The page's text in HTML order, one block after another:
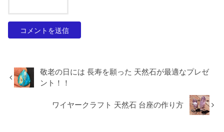
敬老の日には 長寿を願った 天然石が最適なプレゼ
ント！！
ワイヤークラフト 天然石 台座の作り方